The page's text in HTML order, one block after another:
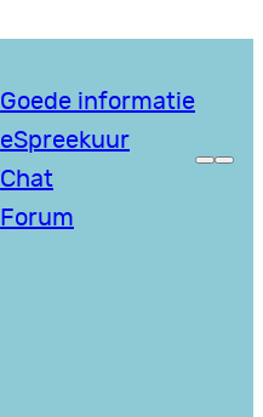
Goede informatie
eSpreekuur
Chat
Forum